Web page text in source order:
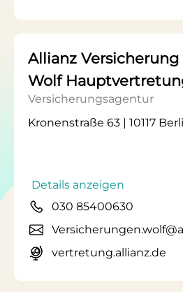
Allianz Versicherung
Wolf
Versicherungsagentur
Kronenstraße 63 | 10117
Details anzeigen
030 85400630
vertretung.allianz.de